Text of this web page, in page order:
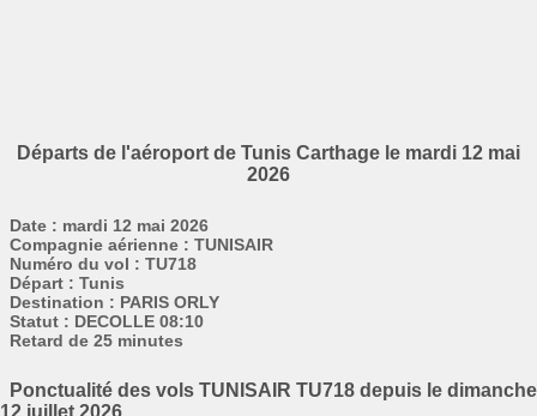
Départs de l'aéroport de Tunis Carthage le mardi 12 mai
2026
Date : mardi 12 mai 2026
Compagnie aérienne : TUNISAIR
Numéro du vol : TU718
Départ : Tunis
Destination : PARIS ORLY
Statut : DECOLLE 08:10
Retard de 25 minutes
Ponctualité des vols TUNISAIR TU718 depuis le dimanche
12 juillet 2026